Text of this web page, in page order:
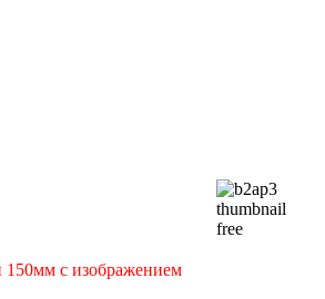
150мм с изображением